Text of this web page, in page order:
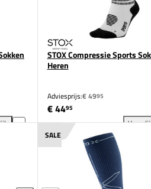
STOX Running Compressie Sokken Dames
STOX Compressie Sports
Heren
Adviesprijs:€ 4995
€ 4495
SALE